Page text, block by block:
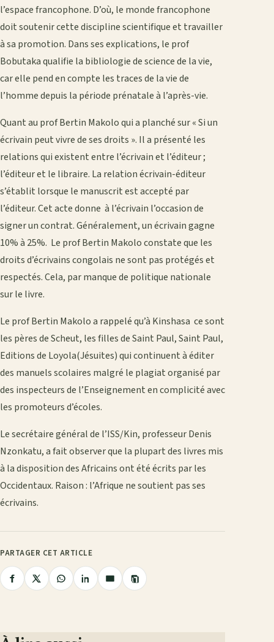
l’espace francophone. D’où, le monde francophone
doit soutenir cette discipline scientifique et travailler
à sa promotion. Dans ses explications, le prof
Bobutaka qualifie la bibliologie de science de la vie,
car elle pend en compte les traces de la vie de
l’homme depuis la période prénatale à l’après-vie.
Quant au prof Bertin Makolo qui a planché sur « Si un
écrivain peut vivre de ses droits ». Il a présenté les
relations qui existent entre l’écrivain et l’éditeur ;
l’éditeur et le libraire. La relation écrivain-éditeur
s’établit lorsque le manuscrit est accepté par
l’éditeur. Cet acte donne à l’écrivain l’occasion de
signer un contrat. Généralement, un écrivain gagne
10% à 25%. Le prof Bertin Makolo constate que les
droits d’écrivains congolais ne sont pas protégés et
respectés. Cela, par manque de politique nationale
sur le livre.
Le prof Bertin Makolo a rappelé qu’à Kinshasa ce sont
les pères de Scheut, les filles de Saint Paul, Saint Paul,
Editions de Loyola(Jésuites) qui continuent à éditer
des manuels scolaires malgré le plagiat organisé par
des inspecteurs de l’Enseignement en complicité avec
les promoteurs d’écoles.
Le secrétaire général de l’ISS/Kin, professeur Denis
Nzonkatu, a fait observer que la plupart des livres mis
à la disposition des Africains ont été écrits par les
Occidentaux. Raison : l’Afrique ne soutient pas ses
écrivains.
PARTAGER CET ARTICLE
PartagerPartagerPartagerPartagerPartager
Copier
le